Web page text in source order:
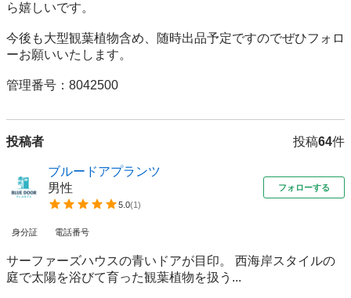
ら嬉しいです。
今後も大型観葉植物含め、随時出品予定ですのでぜひフォロ
ーお願いいたします。
管理番号：8042500
投稿者 投稿64件
ブルードアプランツ
男性
5.0(1)
フォローする
身分証 電話番号
サーファーズハウスの青いドアが目印。 西海岸スタイルの
庭で太陽を浴びて育った観葉植物を扱う...